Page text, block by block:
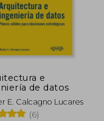
e
de datos
E. Calcagno Lucares
(6)